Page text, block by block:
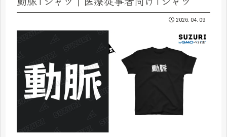
2026.04.09